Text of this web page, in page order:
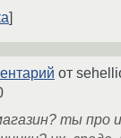
от
ты про